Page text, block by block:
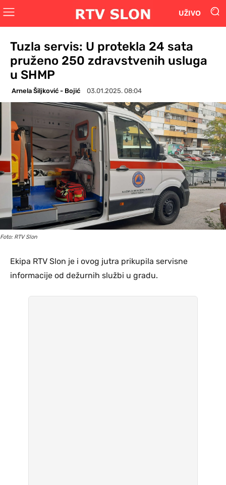
UŽIVO
Tuzla servis: U protekla 24 sata
pruženo 250 zdravstvenih usluga
u SHMP
Arnela Šiljković - Bojić 03.01.2025. 08:04
Foto: RTV Slon
Ekipa RTV Slon je i ovog jutra prikupila servisne
informacije od dežurnih službi u gradu.